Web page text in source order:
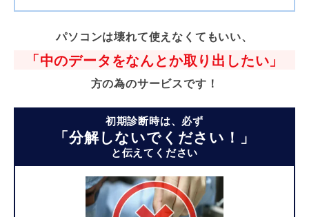
パソコンは壊れて使えなくてもいい、
「中のデータをなんとか取り出したい」
方の為のサービスです！
初期診断時は、必ず
「分解しないでください！」
と伝えてください